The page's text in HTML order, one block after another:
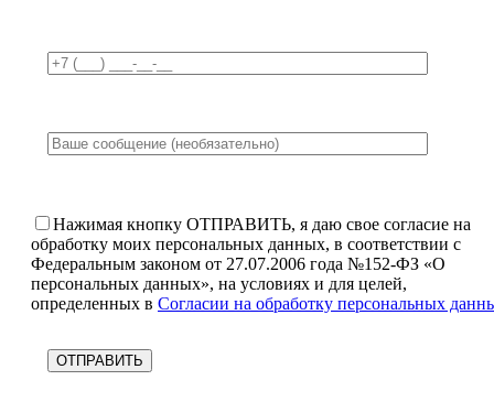
Нажимая кнопку ОТПРАВИТЬ, я даю свое согласие на
обработку моих персональных данных, в соответствии с
Федеральным законом от 27.07.2006 года №152-ФЗ «О
персональных данных», на условиях и для целей,
определенных в Согласии на обработку персональных